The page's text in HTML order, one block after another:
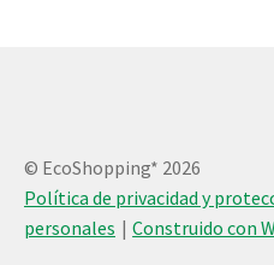
© EcoShopping* 2026
Política de privacidad y
personales
Construido con